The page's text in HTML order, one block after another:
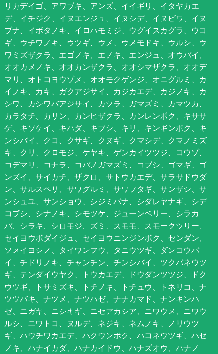
リカデイゴ、アワブキ、アンズ、イイギリ、イタヤカエ
デ、イチジク、イヌエンジュ、イヌシデ、イヌビワ、イヌ
ブナ、イボタノキ、イロハモミジ、ウグイスカグラ、ウコ
ギ、ウチワノキ、ウツギ、ウメ、ウメモドキ、ウルシ、ウ
ワミズザクラ、エゴノキ、エノキ、エンジュ、オウバイ、
オオカメノキ、オオカンザクラ、オオシマザクラ、オオデ
マリ、オトコヨウゾメ、オオモクゲンジ、オニグルミ、カ
イノキ、カキ、ガクアジサイ、カジカエデ、カジノキ、カ
シワ、カシワバアジサイ、カツラ、ガマズミ、カマツカ、
カラタチ、カリン、カンヒザクラ、カンレンボク、キササ
ゲ、キソケイ、キハダ、キブシ、キリ、キンギンボク、キ
ンシバイ、クコ、クサギ、クヌギ、クマシデ、クマノミズ
キ、クリ、クロモジ、ケヤキ、ゲンカイツツジ、コウゾ、
コデマリ、コナラ、コバノガマズミ、コブシ、ゴマギ、ゴ
ンズイ、サイカチ、ザクロ、サトウカエデ、サラサドウダ
ン、サルスベリ、サワグルミ、サワフタギ、サンザシ、サ
ンシュユ、サンショウ、シジミバナ、シダレヤナギ、シデ
コブシ、シナノキ、シモツケ、ジューンベリー、シラカ
バ、シラキ、シロモジ、ズミ、スモモ、スモークツリー、
セイヨウボダイジュ、セイヨウニンジンボク、センダン、
ソメイヨシノ、タイワンフウ、タニウツギ、ダンコウバ
イ、チドリノキ、チャンチン、チンシバイ、ツクバネウツ
ギ、テンダイウヤク、トウカエデ、ドウダンツツジ、ドク
ウツギ、トサミズキ、トチノキ、トチュウ、トネリコ、ナ
ツツバキ、ナツメ、ナツハゼ、ナナカマド、ナンキンハ
ゼ、ニガキ、ニシキギ、ニセアカシア、ニワウメ、ニワウ
ルシ、ニワトコ、ヌルデ、ネジキ、ネムノキ、ノリウツ
ギ、ハウチワカエデ、ハクウンボク、ハコネウツギ、ハゼ
ノキ、ハナイカダ、ハナカイドウ、ハナズオウ、ハナノ